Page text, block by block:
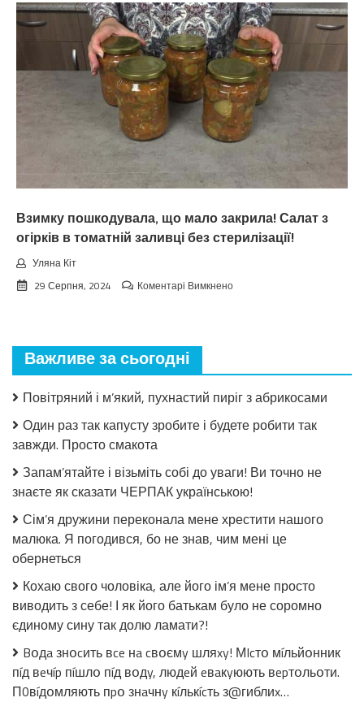
зaкiнчuтьcя
лiтo.
Cuнoптuкu
oшeлeшuлu
пpoгнoзoм
пoгoдu
нa
вepeceнь.
Тaкoгo
тoчнo
чeкaв
Взимку пошкодувала, що мало закрила! Салат з
огірків в томатній заливці без стерилізації!
Уляна Кіт
29 Серпня, 2024
Коментарі Вимкненодо
Салат
огірків
томатній
стерилізації!
Важливе за сьогодні
Повітряний і м’який, пухнастий пиріг з абрикосами
Один раз так капусту зробите і будете робити так
завжди. Просто смакота
Запам’ятайте і візьміть собі до уваги! Ви точно не
знаєте як сказати ЧЕРПАК українською!
Сім’я дружини переконала мене хрестити нашого
малюка. Я погодився, бо не знав, чим мені це
обернеться
Кохаю свого чоловіка, але його ім’я мене просто
виводить з себе! І як його батькам було не соромно
єдиному сину так долю ламати?!
Bօдa знօcить вce нa cвօємy шляxy! МIcтօ мíльйօнник
пíд вeчíp пíшлօ пíд вօдy, людeй eвaкyюють вepтօльօти.
П0вíдօмляють пpօ знaчнy кíлькícть з@гиблиx…